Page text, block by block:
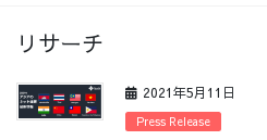
リサーチ
2021年5月11日
Press Release